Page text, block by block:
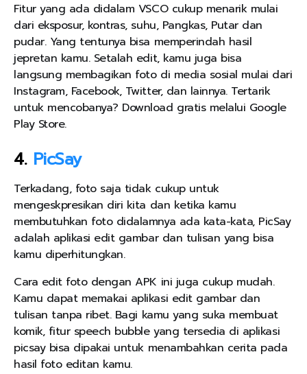
Fitur yang ada didalam VSCO cukup menarik mulai
dari eksposur, kontras, suhu, Pangkas, Putar dan
pudar. Yang tentunya bisa memperindah hasil
jepretan kamu. Setalah edit, kamu juga bisa
langsung membagikan foto di media sosial mulai dari
Instagram, Facebook, Twitter, dan lainnya. Tertarik
untuk mencobanya? Download gratis melalui Google
Play Store.
4. PicSay
Terkadang, foto saja tidak cukup untuk
mengeskpresikan diri kita dan ketika kamu
membutuhkan foto didalamnya ada kata-kata, PicSay
adalah aplikasi edit gambar dan tulisan yang bisa
kamu diperhitungkan.
Cara edit foto dengan APK ini juga cukup mudah.
Kamu dapat memakai aplikasi edit gambar dan
tulisan tanpa ribet. Bagi kamu yang suka membuat
komik, fitur speech bubble yang tersedia di aplikasi
picsay bisa dipakai untuk menambahkan cerita pada
hasil foto editan kamu.